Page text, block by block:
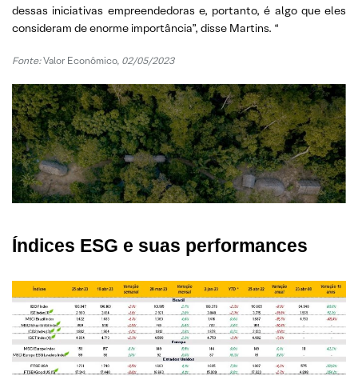
dessas iniciativas empreendedoras e, portanto, é algo que eles
consideram de enorme importância”, disse Martins. “
Fonte:Valor Econômico, 02/05/2023
Índices ESG e suas performances